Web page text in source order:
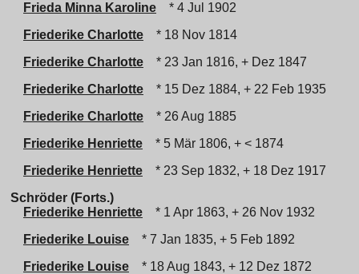
Frieda Minna Karoline
* 4 Jul 1902
Friederike Charlotte
* 18 Nov 1814
Friederike Charlotte
* 23 Jan 1816, + Dez 1847
Friederike Charlotte
* 15 Dez 1884, + 22 Feb 1935
Friederike Charlotte
* 26 Aug 1885
Friederike Henriette
* 5 Mär 1806, + < 1874
Friederike Henriette
* 23 Sep 1832, + 18 Dez 1917
Schröder (Forts.)
Friederike Henriette
* 1 Apr 1863, + 26 Nov 1932
Friederike Louise
* 7 Jan 1835, + 5 Feb 1892
Friederike Louise
* 18 Aug 1843, + 12 Dez 1872